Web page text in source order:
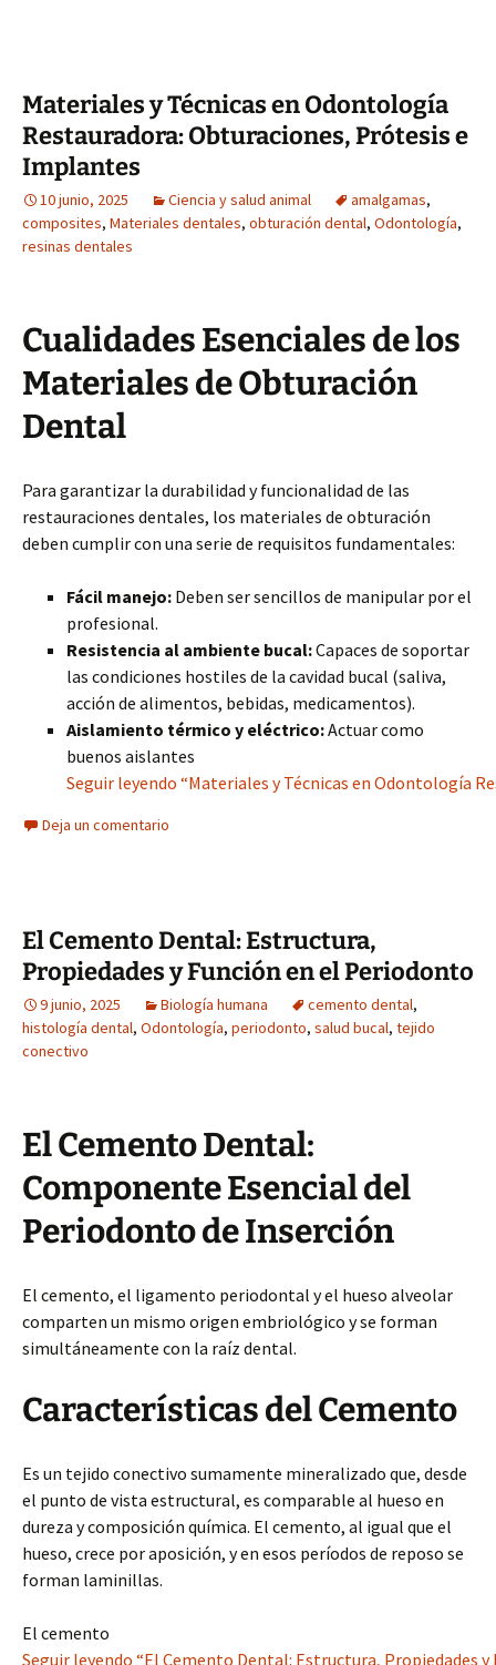
Materiales y Técnicas en Odontología
Restauradora: Obturaciones, Prótesis e
Implantes
10 junio, 2025 Ciencia y salud animal amalgamas,
composites, Materiales dentales, obturación dental, Odontología,
resinas dentales
Cualidades Esenciales de los
Materiales de Obturación
Dental
Para garantizar la durabilidad y funcionalidad de las
restauraciones dentales, los materiales de obturación
deben cumplir con una serie de requisitos fundamentales:
Fácil manejo: Deben ser sencillos de manipular por el
profesional.
Resistencia al ambiente bucal:Capaces de soportar
las condiciones hostiles de la cavidad bucal (saliva,
acción de alimentos, bebidas, medicamentos).
Aislamiento térmico y eléctrico:Actuar como
buenos aislantes
Seguir leyendo “Materiales y Técnicas en Odontología
Deja un comentario
El Cemento Dental: Estructura,
Propiedades y Función en el Periodonto
9 junio, 2025 Biología humana cemento dental,
histología dental, Odontología, periodonto, salud bucal, tejido
conectivo
El Cemento Dental:
Componente Esencial del
Periodonto de Inserción
El cemento, el ligamento periodontal y el hueso alveolar
comparten un mismo origen embriológico y se forman
simultáneamente con la raíz dental.
Características del Cemento
Es un tejido conectivo sumamente mineralizado que, desde
el punto de vista estructural, es comparable al hueso en
dureza y composición química. El cemento, al igual que el
hueso, crece por aposición, y en esos períodos de reposo se
forman laminillas.
El cemento
Seguir leyendo “El Cemento Dental: Estructura, Propiedades